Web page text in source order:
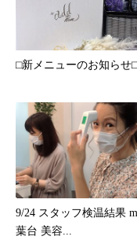
⬜︎新メニューのお知らせ⬜︎
9/24 スタッフ検温結果
葉台 美容...